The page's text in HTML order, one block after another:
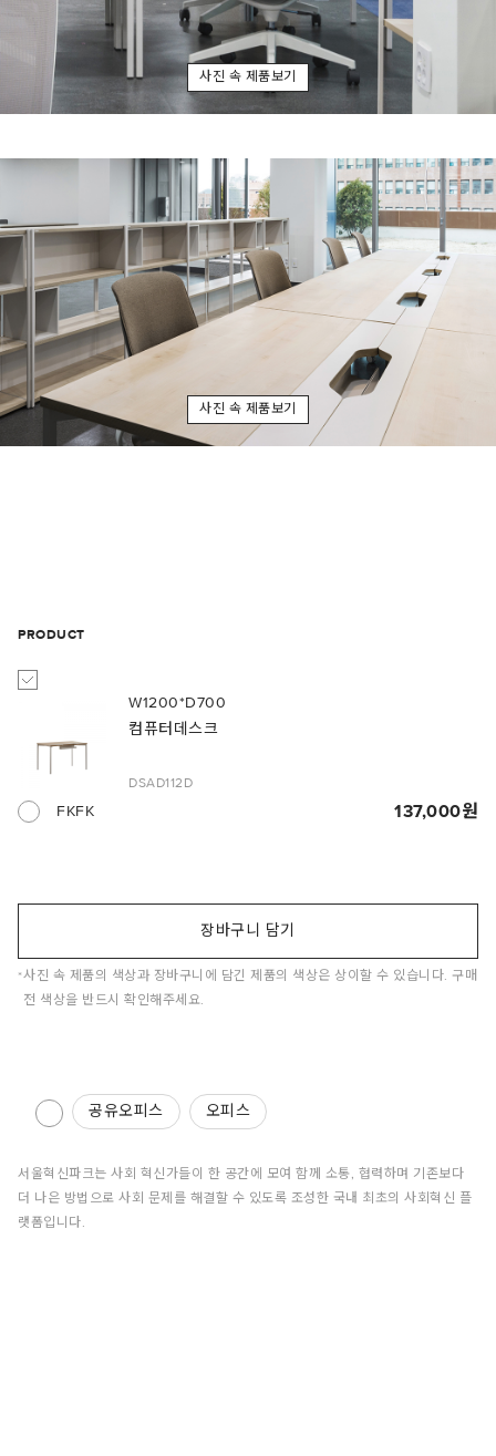
사진 속 제품보기
사진 속 제품보기
PRODUCT
W1200*D700
컴퓨터데스크
DSAD112D
FKFK 137,000
장바구니 담기
사진 속 제품의 색상과 장바구니에 담긴 제품의 색상은 상이할 수 있습니다. 구매
전 색상을 반드시 확인해주세요.
공유오피스 오피스
서울혁신파크는 사회 혁신가들이 한 공간에 모여 함께 소통, 협력하며 기존보다
더 나은 방법으로 사회 문제를 해결할 수 있도록 조성한 국내 최초의 사회혁신 플
랫폼입니다.